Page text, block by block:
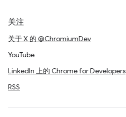
关注
关于 X 的 @ChromiumDev
YouTube
LinkedIn 上的 Chrome for Developers
RSS